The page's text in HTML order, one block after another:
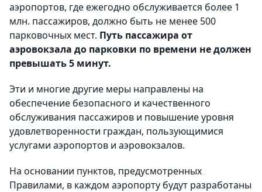
аэропортов, где ежегодно обслуживается более 1
млн. пассажиров, должно быть не менее 500
парковочных мест. Путь пассажира от
аэровокзала до парковки по времени не должен
превышать 5 минут.
Эти и многие другие меры направлены на
обеспечение безопасного и качественного
обслуживания пассажиров и повышение уровня
удовлетворенности граждан, пользующимися
услугами аэропортов и аэровокзалов.
На основании пунктов, предусмотренных
Правилами, в каждом аэропорту будут разработаны